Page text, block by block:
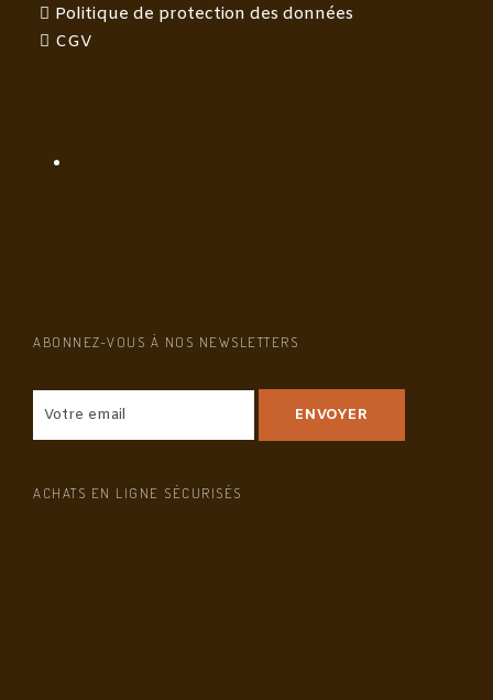
Politique de protection des données
CGV
ABONNEZ-VOUS À NOS NEWSLETTERS
ACHATS EN LIGNE SÉCURISÉS